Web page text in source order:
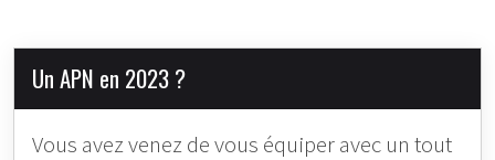
Un APN en 2023 ?
Vous avez venez de vous équiper avec un tout